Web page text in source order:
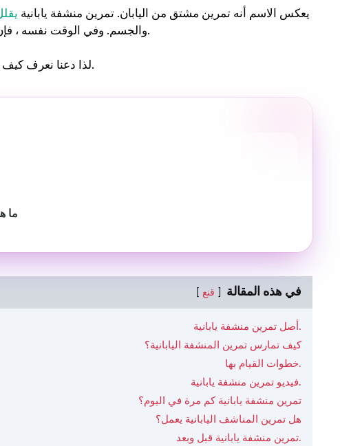
يعكس الاسم أنه تمرين مشتق من اليابان. تمرين منشفة يابانية
والجسم. وفي الوقت نفسه ، فإن هذا التمرين سيعمل على تقويم العمود الفقري بشكل فعال.
لذا دعنا نعرف كيف ستتمكن من تقليل دهون البطن من خلال القيام بهذا التمرين.
ما
في هذه المقالة قنع
أصل تمرين منشفة يابانية.
كيف تمارس تمرين المنشفة اليابانية؟
خطوات القيام بها.
فيديو تمرين منشفة يابانية.
تمرين منشفة يابانية كم مرة في اليوم؟
هل تمرين المناشف اليابانية يعمل؟
تمرين منشفة يابانية قبل وبعد.